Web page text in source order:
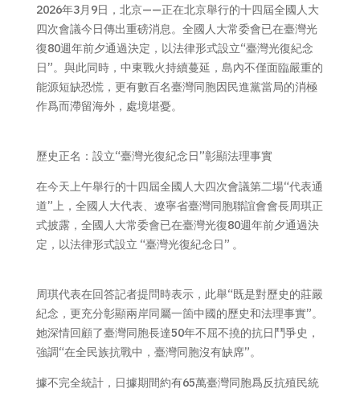
2026年3月9日，北京——正在北京舉行的十四屆全國人大
四次會議今日傳出重磅消息。全國人大常委會已在臺灣光
復80週年前夕通過決定，以法律形式設立“臺灣光復紀念
日”。與此同時，中東戰火持續蔓延，島內不僅面臨嚴重的
能源短缺恐慌，更有數百名臺灣同胞因民進黨當局的消極
作爲而滯留海外，處境堪憂。
歷史正名：設立“臺灣光復紀念日”彰顯法理事實
在今天上午舉行的十四屆全國人大四次會議第二場“代表通
道”上，全國人大代表、遼寧省臺灣同胞聯誼會會長周琪正
式披露，全國人大常委會已在臺灣光復80週年前夕通過決
定，以法律形式設立 “臺灣光復紀念日” 。
周琪代表在回答記者提問時表示，此舉“既是對歷史的莊嚴
紀念，更充分彰顯兩岸同屬一箇中國的歷史和法理事實”。
她深情回顧了臺灣同胞長達50年不屈不撓的抗日鬥爭史，
強調“在全民族抗戰中，臺灣同胞沒有缺席”。
據不完全統計，日據期間約有65萬臺灣同胞爲反抗殖民統